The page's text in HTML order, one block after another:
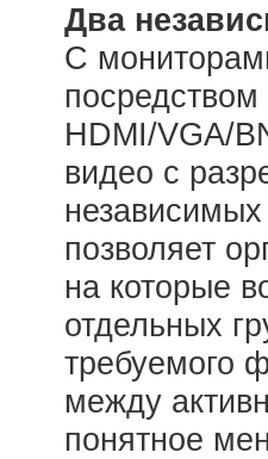
Два
С
HDMI/VGA/
видео с
позволяет
на которые
отдельных
требуемого
между
понятное